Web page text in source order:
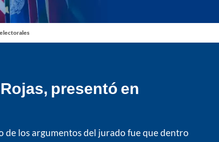
presentó en
de los argumentos del jurado fue que dentro